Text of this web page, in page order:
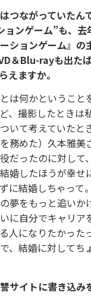
つながっていた
ョンゲーム”も、
ションゲーム』の
＆Blu-rayも出た
えますか。
は何かということ
、撮影したときは
いて考えていたと
を務めた）久本雅
だったのに対して
婚したほうが幸せ
に結婚しちゃって
夢をもっと追いか
に自分でキャリア
人になりたかった
、結婚に対してち
サイトに書き込み